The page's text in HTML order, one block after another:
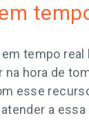
tempo
hora de
esse
a essa